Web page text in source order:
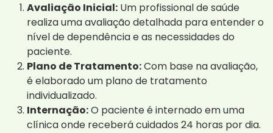
Avaliação Inicial: Um profissional de saúde
realiza uma avaliação detalhada para entender o
nível de dependência e as necessidades do
paciente.
Plano de Tratamento:Com base na avaliação,
é elaborado um plano de tratamento
individualizado.
Internação:O paciente é internado em uma
clínica onde receberá cuidados 24 horas por dia.